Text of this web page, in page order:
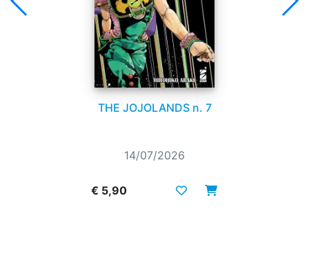
THE JOJOLANDS n. 7
14/07/2026
€ 5,90